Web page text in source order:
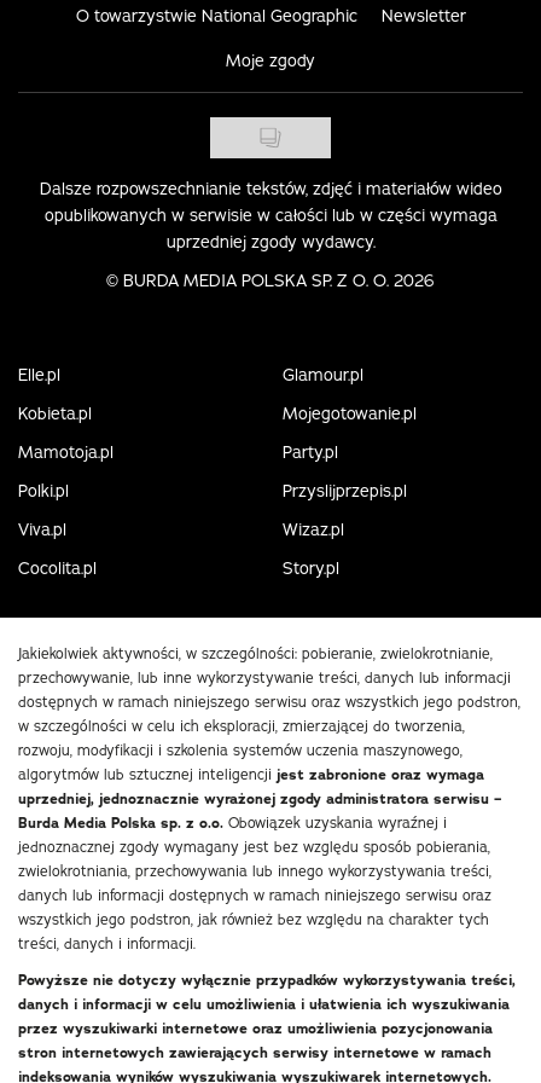
O towarzystwie National Geographic Newsletter
Moje zgody
Dalsze rozpowszechnianie tekstów, zdjęć i materiałów wideo
opublikowanych w serwisie w całości lub w części wymaga
uprzedniej zgody wydawcy.
© BURDA MEDIA POLSKA SP. Z O. O. 2026
Elle.pl
Glamour.pl
Kobieta.pl
Mojegotowanie.pl
Mamotoja.pl
Party.pl
Polki.pl
Przyslijprzepis.pl
Viva.pl
Wizaz.pl
Cocolita.pl
Story.pl
Jakiekolwiek aktywności, w szczególności: pobieranie, zwielokrotnianie,
przechowywanie, lub inne wykorzystywanie treści, danych lub informacji
dostępnych w ramach niniejszego serwisu oraz wszystkich jego podstron,
w szczególności w celu ich eksploracji, zmierzającej do tworzenia,
rozwoju, modyfikacji i szkolenia systemów uczenia maszynowego,
algorytmów lub sztucznej inteligencji jest zabronione oraz wymaga
uprzedniej, jednoznacznie wyrażonej zgody administratora serwisu –
Burda Media Polska sp. z o.o. Obowiązek uzyskania wyraźnej i
jednoznacznej zgody wymagany jest bez względu sposób pobierania,
zwielokrotniania, przechowywania lub innego wykorzystywania treści,
danych lub informacji dostępnych w ramach niniejszego serwisu oraz
wszystkich jego podstron, jak również bez względu na charakter tych
treści, danych i informacji.
Powyższe nie dotyczy wyłącznie przypadków wykorzystywania treści,
danych i informacji w celu umożliwienia i ułatwienia ich wyszukiwania
przez wyszukiwarki internetowe oraz umożliwienia pozycjonowania
stron internetowych zawierających serwisy internetowe w ramach
indeksowania wyników wyszukiwania wyszukiwarek internetowych.